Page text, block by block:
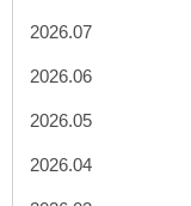
2026.07
2026.06
2026.05
2026.04